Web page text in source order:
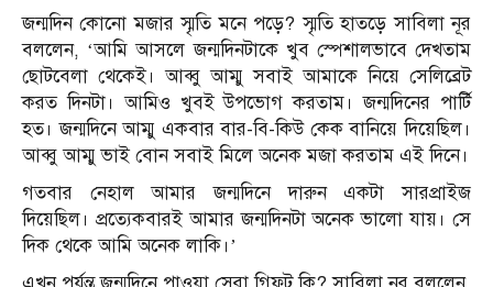
জন্মদিন কোনো মজার স্মৃতি মনে পড়ে? স্মৃতি হাতড়ে সাবিলা নূর
বললেন, ‘আমি আসলে জন্মদিনটাকে খুব স্পেশালভাবে দেখতাম
ছোটবেলা থেকেই। আব্বু আম্মু সবাই আমাকে নিয়ে সেলিব্রেট
করত দিনটা। আমিও খুবই উপভোগ করতাম। জন্মদিনের পার্টি
হত। জন্মদিনে আম্মু একবার বার-বি-কিউ কেক বানিয়ে দিয়েছিল।
আব্বু আম্মু ভাই বোন সবাই মিলে অনেক মজা করতাম এই দিনে।
গতবার নেহাল আমার জন্মদিনে দারুন একটা সারপ্রাইজ
দিয়েছিল। প্রত্যেকবারই আমার জন্মদিনটা অনেক ভালো যায়। সে
দিক থেকে আমি অনেক লাকি।’